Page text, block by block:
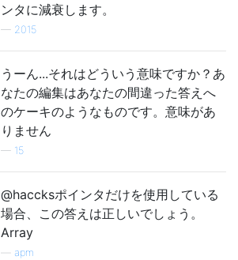
ンタに減衰します。
— 2015
うーん...それはどういう意味ですか？あ
なたの編集はあなたの間違った答えへ
のケーキのようなものです。意味があ
りません
— 15
@haccksポインタだけを使用している
場合、この答えは正しいでしょう。
Array
apm